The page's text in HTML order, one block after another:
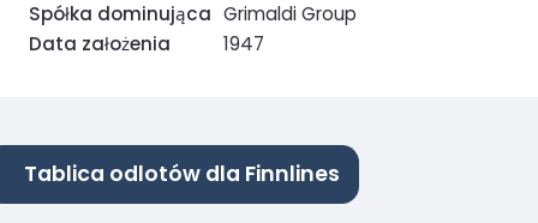
Spółka dominująca Grimaldi Group
Data założenia
1947
Tablica odlotów dla Finnlines